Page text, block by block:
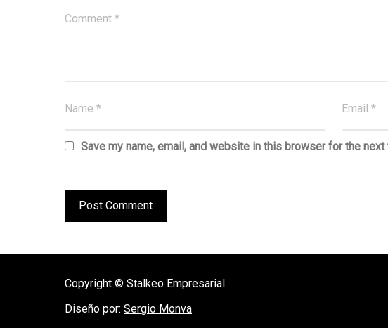
Save my name, email, and website in this browser for the
Copyright © Stalkeo Empresarial
Diseño por: Sergio Monva